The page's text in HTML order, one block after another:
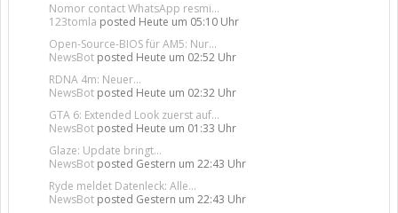
Nomor contact WhatsApp resmi...
123tomla posted Heute um 05:10 Uhr
Open-Source-BIOS für AM5: Nur...
NewsBot posted Heute um 02:52 Uhr
RDNA 4m: Neuer...
NewsBot posted Heute um 02:32 Uhr
GTA 6: Extended Look zuerst auf...
NewsBot posted Heute um 01:33 Uhr
Glaze: Update bringt...
NewsBot posted Gestern um 22:43 Uhr
Ryde meldet Datenleck: Alle...
NewsBot posted Gestern um 22:43 Uhr